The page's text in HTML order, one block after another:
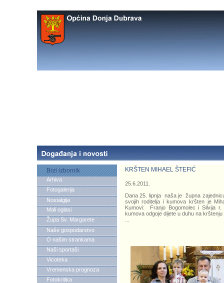
Brzi izbornik
Arhiva
Fotogalerija
Nostalgija
Mali oglasi
Župa Sv. Margarete
Naše gospodarstvo
O našim strankama
Naši sportaši
Vicoteka
Vremenska prognoza
Fotokritika
KRŠTEN MIHAEL ŠTEFIĆ
25.6.2011.
Dana 25. lipnja naša je župna
svojih roditelja i kumova kršten je
Kumovi: Franjo Bogomolec i Silvija
kumova odgoje dijete u duhu na krštenju